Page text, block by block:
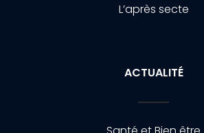
L’après secte
ACTUALITÉ